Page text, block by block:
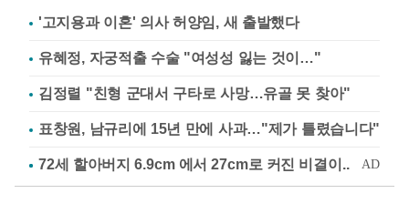
'고지용과 이혼' 의사 허양임, 새 출발했다
유혜정, 자궁적출 수술 "여성성 잃는 것이…"
김정렬 "친형 군대서 구타로 사망…유골 못 찾아"
표창원, 남규리에 15년 만에 사과…"제가 틀렸습니다"